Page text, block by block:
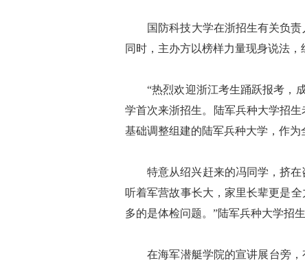
国防科技大学在浙招生有关负责
同时，主办方以榜样力量现身说法
“热烈欢迎浙江考生踊跃报考，成
学首次来浙招生。陆军兵种大学招
基础调整组建的陆军兵种大学，作为
特意从绍兴赶来的冯同学，挤在咨
听着军营故事长大，家里长辈更是
多的是体检问题。”陆军兵种大学招
在海军潜艇学院的宣讲展台旁，